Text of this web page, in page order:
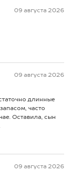
09 августа 2026
09 августа 2026
длинные
часто
Оставила, сын
09 августа 2026